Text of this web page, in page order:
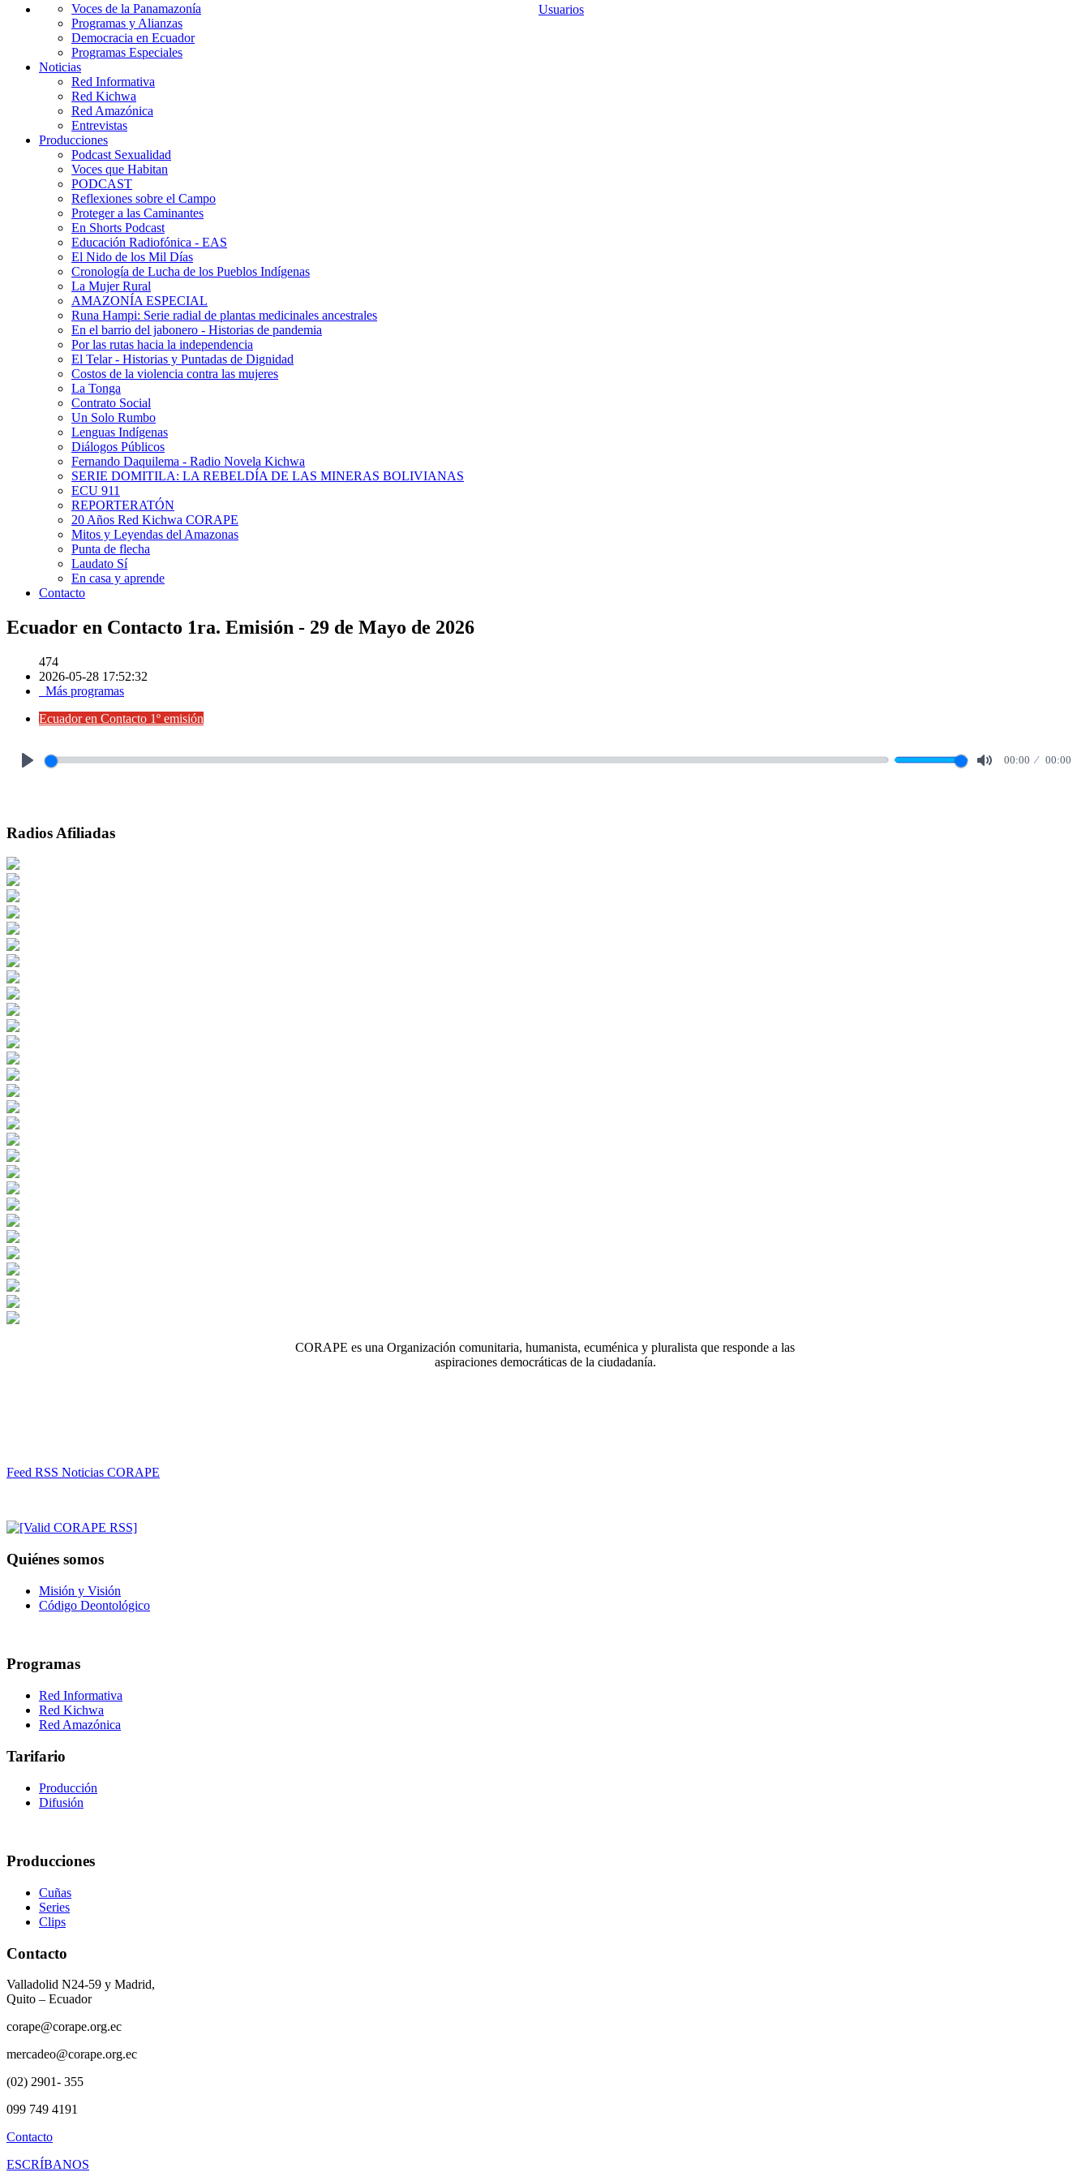
Usuarios
Voces de la Panamazonía
Programas y Alianzas
Democracia en Ecuador
Programas Especiales
Noticias
Red Informativa
Red Kichwa
Red Amazónica
Entrevistas
Producciones
Podcast Sexualidad
Voces que Habitan
PODCAST
Reflexiones sobre el Campo
Proteger a las Caminantes
En Shorts Podcast
Educación Radiofónica - EAS
El Nido de los Mil Días
Cronología de Lucha de los Pueblos Indígenas
La Mujer Rural
AMAZONÍA ESPECIAL
Runa Hampi: Serie radial de plantas medicinales ancestrales
En el barrio del jabonero - Historias de pandemia
Por las rutas hacia la independencia
El Telar - Historias y Puntadas de Dignidad
Costos de la violencia contra las mujeres
La Tonga
Contrato Social
Un Solo Rumbo
Lenguas Indígenas
Diálogos Públicos
Fernando Daquilema - Radio Novela Kichwa
SERIE DOMITILA: LA REBELDÍA DE LAS MINERAS BOLIVIANAS
ECU 911
REPORTERATÓN
20 Años Red Kichwa CORAPE
Mitos y Leyendas del Amazonas
Punta de flecha
Laudato Sí
En casa y aprende
Contacto
Ecuador en Contacto 1ra. Emisión - 29 de Mayo de 2026
474
2026-05-28 17:52:32
Más programas
Ecuador en Contacto 1º emisión
00:00 00:00
Radios Afiliadas
CORAPE es una Organización comunitaria, humanista, ecuménica y pluralista que responde a las
aspiraciones democráticas de la ciudadanía.
Feed RSS Noticias CORAPE
Quiénes somos
Misión y Visión
Código Deontológico
Programas
Red Informativa
Red Kichwa
Red Amazónica
Tarifario
Producción
Difusión
Producciones
Cuñas
Series
Clips
Contacto
Valladolid N24-59 y Madrid,
Quito – Ecuador
corape@corape.org.ec
mercadeo@corape.org.ec
(02) 2901- 355
099 749 4191
Contacto
ESCRÍBANOS